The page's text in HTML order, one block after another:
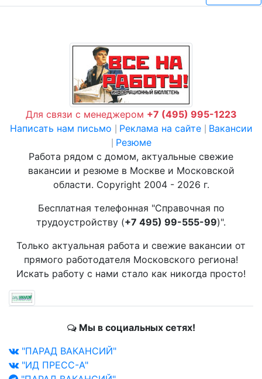
Для связи с менеджером +7 (495) 995-1223
Написать нам письмо
Реклама на сайте Вакансии
Резюме
Работа рядом с домом, актуальные свежие
вакансии и резюме в Москве и Московской
области. Copyright 2004 - 2026 г.
Бесплатная телефонная "Справочная по
трудоустройству (+7 495) 99-555-99)".
Только актуальная работа и свежие вакансии от
прямого работодателя Московского региона!
Искать работу с нами стало как никогда просто!
Мы в социальных сетях!
"ПАРАД ВАКАНСИЙ"
"ИД ПРЕСС-А"